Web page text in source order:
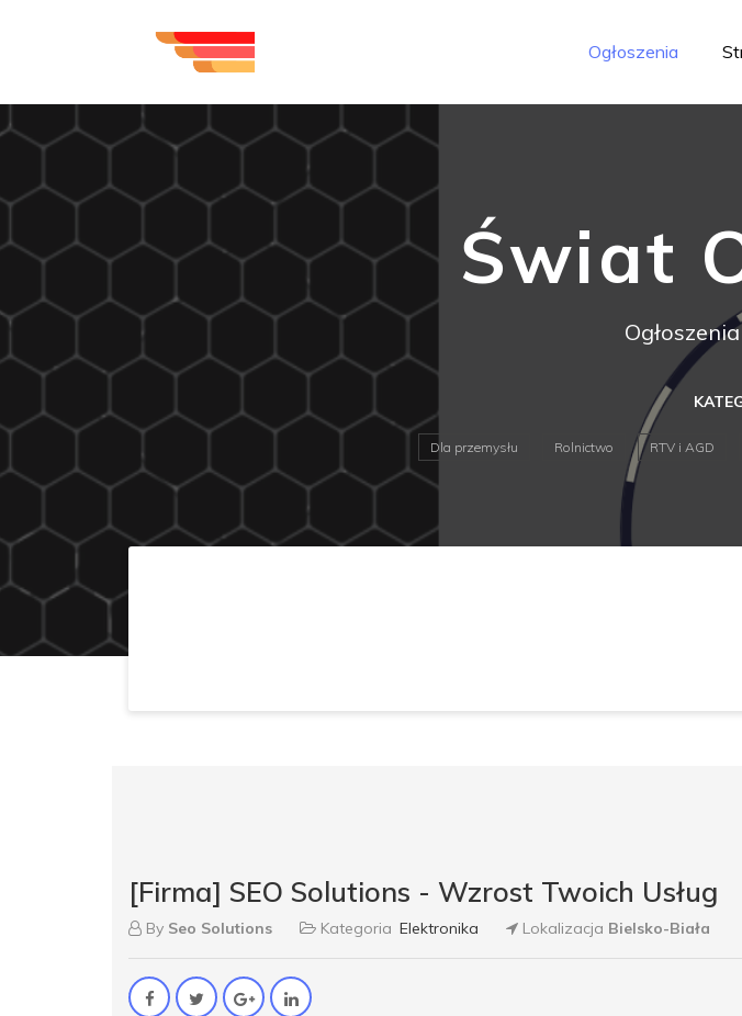
Ogłoszenia
Świat
Dla przemysłu Rolnictwo RTV i AGD
[Firma] SEO Solutions - Wzrost Twoich Usług
By Seo Solutions Kategoria Elektronika Lokalizacja Bielsko-Biała